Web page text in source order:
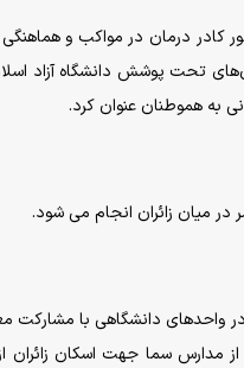
استقرار ۳ درمانگاه در شهر تهران، حضور کادر درمان در مواکب و
تحت پوشش دانشگاه آزاد
به هموطنان عنوان کرد.
میان زائران انجام می شود.
واحدهای دانشگاهی با مشارکت
مدارس سما جهت اسکان زائران